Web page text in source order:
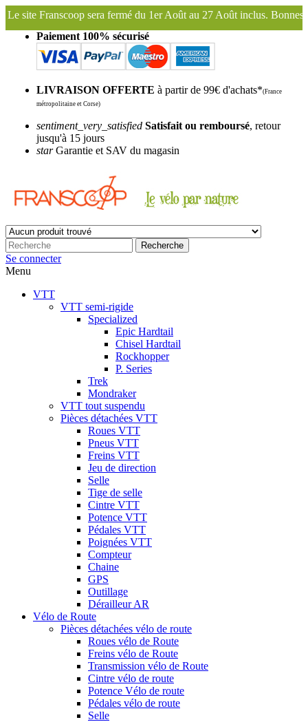
du 1er Août au 27 Août inclus. Bonnes vacances !
Franscoop, le
Paiement 100% sécurisé
LIVRAISON OFFERTE à partir de 99€ d'achats*(France
métropolitaine et Corse)
sentiment_very_satisfied Satisfait ou remboursé, retour
jusqu'à 15 jours
starGarantie et SAV du magasin
Recherche
Se connecter
Menu
VTT
VTT semi-rigide
Specialized
Epic Hardtail
Chisel Hardtail
Rockhopper
P. Series
Trek
Mondraker
VTT tout suspendu
Pièces détachées VTT
Roues VTT
Pneus VTT
Freins VTT
Jeu de direction
Selle
Tige de selle
Cintre VTT
Potence VTT
Pédales VTT
Poignées VTT
Compteur
Chaine
GPS
Outillage
Dérailleur AR
Vélo de Route
Pièces détachées vélo de route
Roues vélo de Route
Freins vélo de Route
Transmission vélo de Route
Cintre vélo de route
Potence Vélo de route
Pédales vélo de route
Selle